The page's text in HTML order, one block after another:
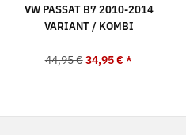
VW PASSAT B7 2010-2014
VARIANT / KOMBI
44,95 € 34,95 €*